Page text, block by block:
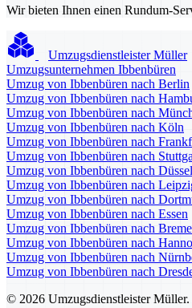
Wir bieten Ihnen einen Rundum-
Umzugsdienstleister Müller
Umzugsunternehmen Ibbenbüren
Umzug von Ibbenbüren nach Berlin
Umzug von Ibbenbüren nach
Umzug von Ibbenbüren nach
Umzug von Ibbenbüren nach Köln
Umzug von Ibbenbüren nach
Umzug von Ibbenbüren nach
Umzug von Ibbenbüren nach
Umzug von Ibbenbüren nach
Umzug von Ibbenbüren nach
Umzug von Ibbenbüren nach Essen
Umzug von Ibbenbüren nach
Umzug von Ibbenbüren nach
Umzug von Ibbenbüren nach
Umzug von Ibbenbüren nach
© 2026 Umzugsdienstleister